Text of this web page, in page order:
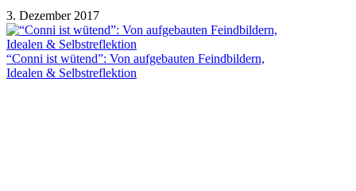
3. Dezember 2017
“Conni ist wütend”: Von aufgebauten Feindbildern,
Idealen & Selbstreflektion